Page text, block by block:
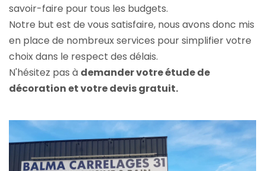
savoir-faire pour tous les budgets.
Notre but est de vous satisfaire, nous avons donc mis
en place de nombreux services pour simplifier votre
choix dans le respect des délais.
N'hésitez pas à demander votre étude de
décoration et votre devis gratuit.